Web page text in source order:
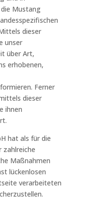
Mustang
dieser
unser
über Art,
erhobenen,
Ferner
dieser
ihnen
hat als für die
zahlreiche
Maßnahmen
lückenlosen
verarbeiteten